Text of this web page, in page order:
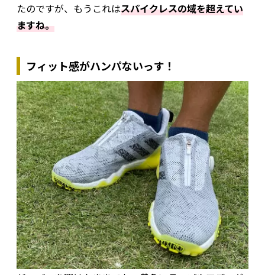
たのですが、もうこれはスパイクレスの域を超えてい
ますね。
フィット感がハンパないっす！